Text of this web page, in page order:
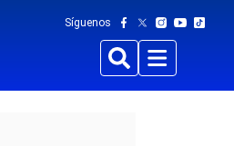
Síguenos
BuscarMenu